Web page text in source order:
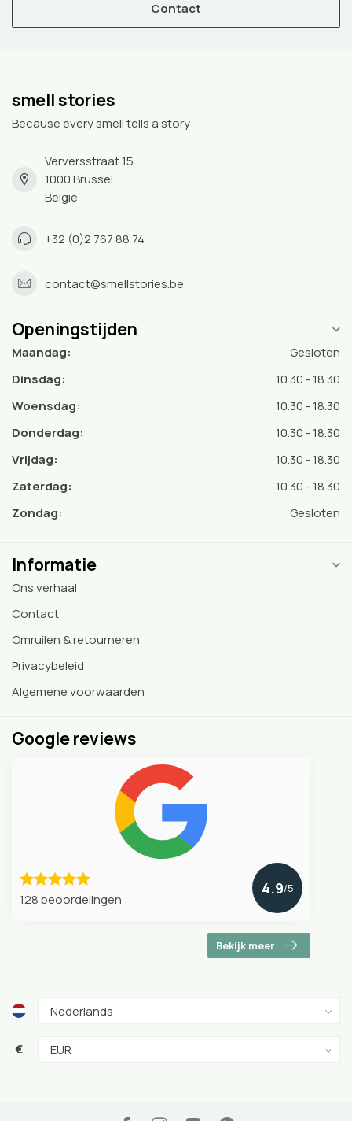
Contact
smell stories
Because every smell tells a story
Verversstraat 15
1000 Brussel
België
+32 (0)2 767 88 74
contact@smellstories.be
Openingstijden
Maandag:
Gesloten
Dinsdag:
10.30 - 18.30
Woensdag:
10.30 - 18.30
Donderdag:
10.30 - 18.30
Vrijdag:
10.30 - 18.30
Zaterdag:
10.30 - 18.30
Zondag:
Gesloten
Informatie
Ons verhaal
Contact
Omruilen & retourneren
Privacybeleid
Algemene voorwaarden
Google reviews
128 beoordelingen
4.9/5
Bekijk meer
€